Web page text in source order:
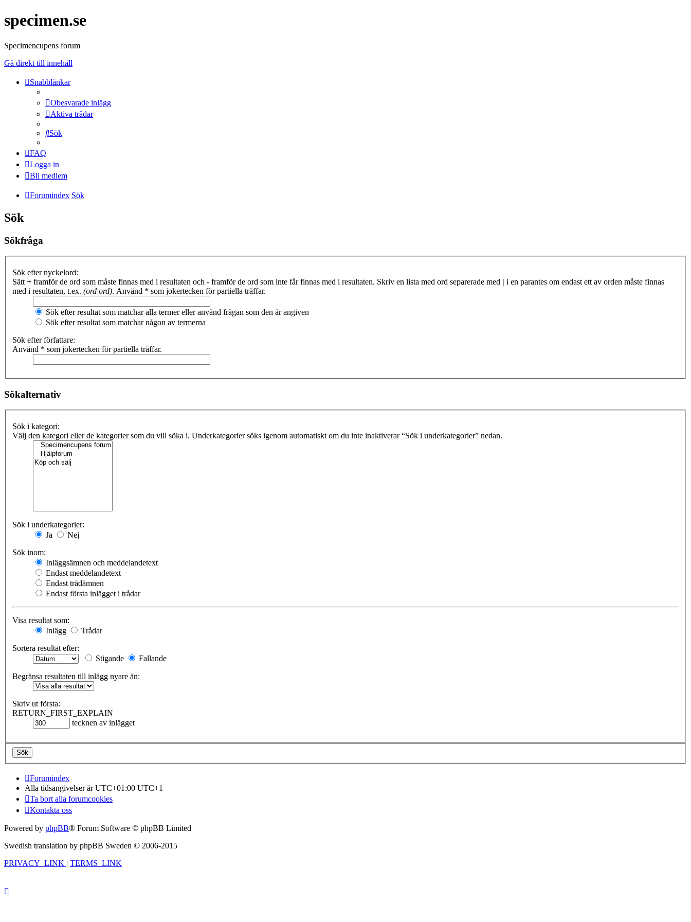
specimen.se
Specimencupens forum
Gå direkt till innehåll
Snabblänkar
Obesvarade inlägg
Aktiva trådar
Sök
FAQ
Logga in
Bli medlem
Forumindex Sök
Sök
Sökfråga
Sök efter nyckelord:
Sätt + framför de ord som måste finnas med i resultaten och - framför de ord som inte får finnas med i resultaten. Skriv en lista med ord separerade med | i en parantes om endast ett av orden måste finnas
med i resultaten, t.ex. (ord|ord). Använd * som jokertecken för partiella träffar.
Sök efter resultat som matchar alla termer eller använd frågan som den är angiven
Sök efter resultat som matchar någon av termerna
Sök efter författare:
Använd * som jokertecken för partiella träffar.
Sökalternativ
Sök i kategori:
Välj den kategori eller de kategorier som du vill söka i. Underkategorier söks igenom automatiskt om du inte inaktiverar “Sök i underkategorier” nedan.
Sök i underkategorier:
Ja
Nej
Sök inom:
Inläggsämnen och meddelandetext
Endast meddelandetext
Endast trådämnen
Endast första inlägget i trådar
Visa resultat som:
Inlägg
Trådar
Sortera resultat efter:
Stigande
Fallande
Begränsa resultaten till inlägg nyare än:
Skriv ut första:
RETURN_FIRST_EXPLAIN
tecknen av inlägget
Forumindex
Alla tidsangivelser är UTC+01:00 UTC+1
Ta bort alla forumcookies
Kontakta oss
Powered by phpBB® Forum Software © phpBB Limited
Swedish translation by phpBB Sweden © 2006-2015
PRIVACY_LINK | TERMS_LINK